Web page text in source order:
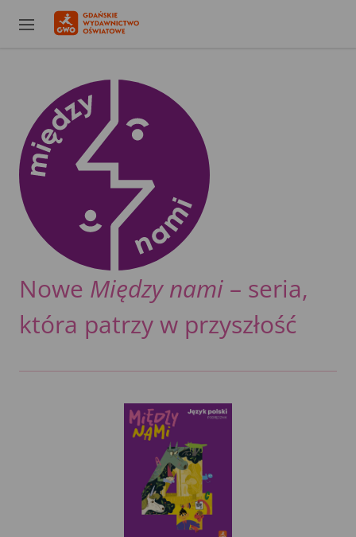
Nowe Między nami – seria,
która patrzy w przyszłość